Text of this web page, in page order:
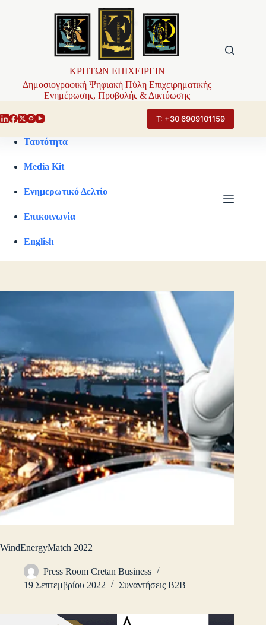
ΚΡΗΤΩΝ ΕΠΙΧΕΙΡΕΙΝ
Δημοσιογραφική Ψηφιακή Πύλη Επιχειρηματικής
Ενημέρωσης, Προβολής & Δικτύωσης
Τ: +30 6909101159
Ταυτότητα
Media Kit
Ενημερωτικό Δελτίο
Επικοινωνία
English
WindEnergyMatch 2022
Press Room Cretan Business
19 Σεπτεμβρίου 2022
Συναντήσεις B2B